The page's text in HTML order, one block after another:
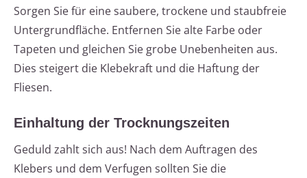
Sorgen Sie für eine saubere, trockene und staubfreie
Untergrundfläche. Entfernen Sie alte Farbe oder
Tapeten und gleichen Sie grobe Unebenheiten aus.
Dies steigert die Klebekraft und die Haftung der
Fliesen.
Einhaltung der Trocknungszeiten
Geduld zahlt sich aus! Nach dem Auftragen des
Klebers und dem Verfugen sollten Sie die